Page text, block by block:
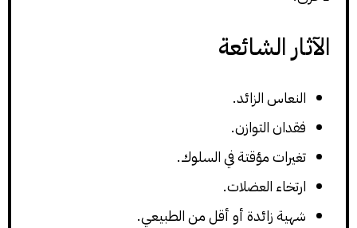
الآثار الشائعة
النعاس الزائد.
فقدان التوازن.
تغيرات مؤقتة في السلوك.
ارتخاء العضلات.
شهية زائدة أو أقل من الطبيعي.